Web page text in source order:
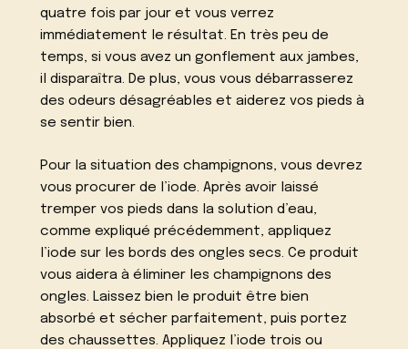
quatre fois par jour et vous verrez
immédiatement le résultat. En très peu de
temps, si vous avez un gonflement aux jambes,
il disparaîtra. De plus, vous vous débarrasserez
des odeurs désagréables et aiderez vos pieds à
se sentir bien.
Pour la situation des champignons, vous devrez
vous procurer de l’iode. Après avoir laissé
tremper vos pieds dans la solution d’eau,
comme expliqué précédemment, appliquez
l’iode sur les bords des ongles secs. Ce produit
vous aidera à éliminer les champignons des
ongles. Laissez bien le produit être bien
absorbé et sécher parfaitement, puis portez
des chaussettes. Appliquez l’iode trois ou